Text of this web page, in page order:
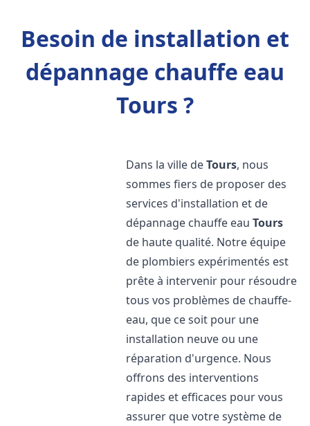
Besoin de installation et
dépannage chauffe eau
Tours ?
Dans la ville deTours, nous
sommes fiers de proposer des
services d'installation et de
dépannage chauffe eauTours
de haute qualité. Notre équipe
de plombiers expérimentés est
prête à intervenir pour résoudre
tous vos problèmes de chauffe-
eau, que ce soit pour une
installation neuve ou une
réparation d'urgence. Nous
offrons des interventions
rapides et efficaces pour vous
assurer que votre système de